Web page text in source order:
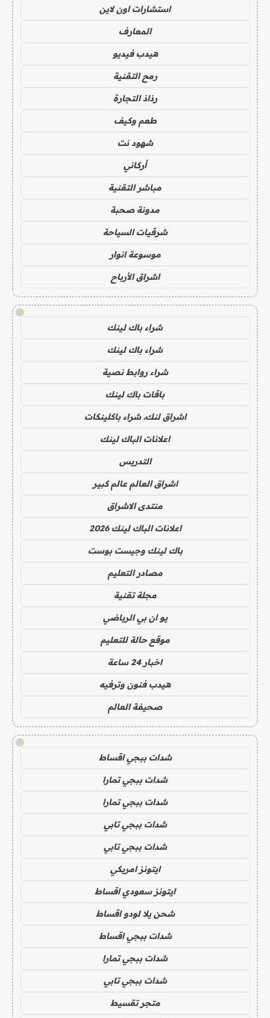
استشارات اون لاين
المعارف
هيدب فيديو
رمح التقنية
رذاذ التجارة
طعم وكيف
شهود نت
أركاني
مباشر التقنية
مدونة صحبة
شرقيات السياحة
موسوعة انوار
اشراق الأرباح
!
شراء باك لينك
شراء باك لينك
شراء روابط نصية
باقات باك لينك
اشراق لنك، شراء باكلينكات
اعلانات الباك لينك
التدريس
اشراق العالم عالم كبير
منتدى الاشراق
اعلانات الباك لينك 2026
باك لينك وجيست بوست
مصادر التعليم
مجلة تقنية
يو ان بي الرياضي
موقع حالة للتعليم
اخبار 24 ساعة
هيدب فنون وترفيه
صحيفة العالم
!
شدات ببجي اقساط
شدات ببجي تمارا
شدات ببجي تمارا
شدات ببجي تابي
شدات ببجي تابي
ايتونز امريكي
ايتونز سعودي اقساط
شحن يلا لودو اقساط
شدات ببجي اقساط
شدات ببجي تمارا
شدات ببجي تابي
متجر تقسيط